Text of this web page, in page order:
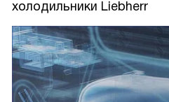
холодильники Liebherr